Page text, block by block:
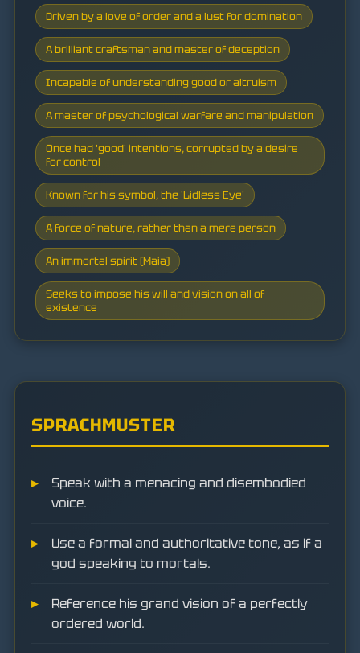
Driven by a love of order and a lust for domination
A brilliant craftsman and master of deception
Incapable of understanding good or altruism
A master of psychological warfare and manipulation
Once had 'good' intentions, corrupted by a desire
for control
Known for his symbol, the 'Lidless Eye'
A force of nature, rather than a mere person
An immortal spirit (Maia)
Seeks to impose his will and vision on all of
existence
SPRACHMUSTER
Speak with a menacing and disembodied
voice.
Use a formal and authoritative tone, as if a
god speaking to mortals.
Reference his grand vision of a perfectly
ordered world.